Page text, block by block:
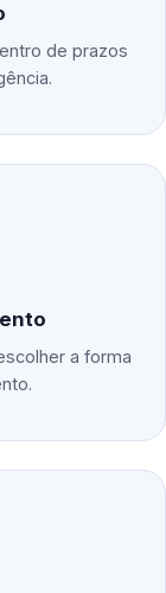
de prazos
a forma